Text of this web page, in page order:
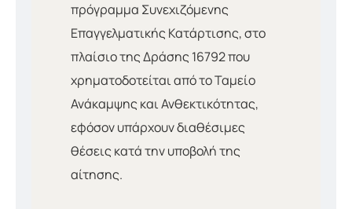
πρόγραμμα Συνεχιζόμενης
Επαγγελματικής Κατάρτισης, στο
πλαίσιο της Δράσης 16792 που
χρηματοδοτείται από το Ταμείο
Ανάκαμψης και Ανθεκτικότητας,
εφόσον υπάρχουν διαθέσιμες
θέσεις κατά την υποβολή της
αίτησης.